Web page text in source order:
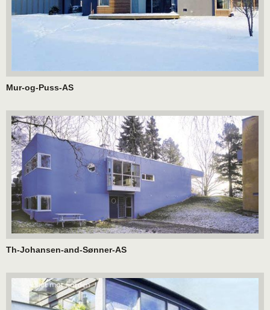
Mur-og-Puss-AS
Th-Johansen-and-Sønner-AS